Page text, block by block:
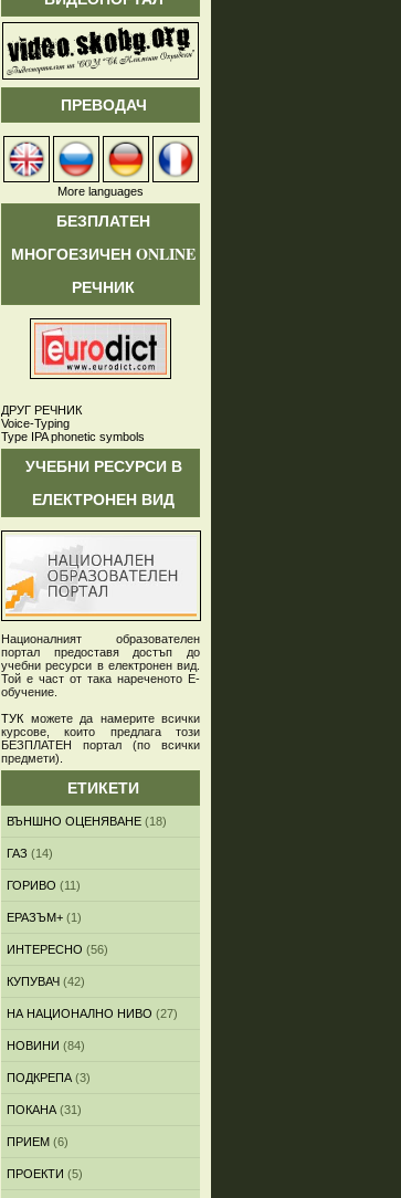
ПРЕВОДАЧ
More languages
БЕЗПЛАТЕН
МНОГОЕЗИЧЕН ONLINE
РЕЧНИК
ДРУГ РЕЧНИК
Voice-Typing
Type IPA phonetic symbols
УЧЕБНИ РЕСУРСИ В
ЕЛЕКТРОНЕН ВИД
Националният образователен
портал предоставя достъп до
учебни ресурси в електронен вид.
Той е част от така нареченото Е-
обучение.
ТУКможете да намерите всички
курсове, които предлага този
БЕЗПЛАТЕН портал (по всички
предмети).
ЕТИКЕТИ
ВЪНШНО ОЦЕНЯВАНЕ (18)
ГАЗ (14)
ГОРИВО (11)
ЕРАЗЪМ+ (1)
ИНТЕРЕСНО (56)
КУПУВАЧ (42)
НА НАЦИОНАЛНО НИВО (27)
НОВИНИ (84)
ПОДКРЕПА (3)
ПОКАНА (31)
ПРИЕМ (6)
ПРОЕКТИ (5)